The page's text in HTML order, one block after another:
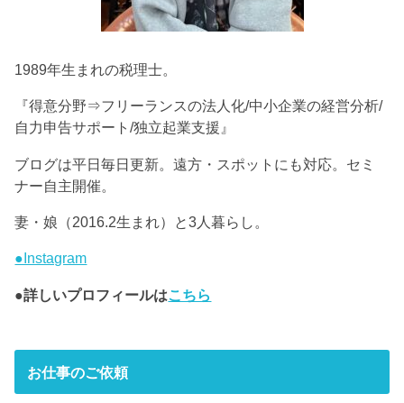
1989年生まれの税理士。
『得意分野⇒フリーランスの法人化/中小企業の経営分析/
自力申告サポート/独立起業支援』
ブログは平日毎日更新。遠方・スポットにも対応。セミ
ナー自主開催。
妻・娘（2016.2生まれ）と3人暮らし。
●Instagram
●詳しいプロフィールはこちら
お仕事のご依頼